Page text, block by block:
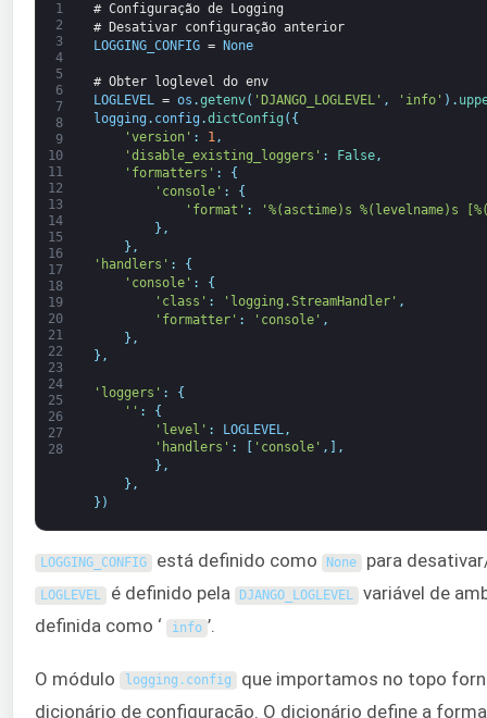
1
2
3
4
5
6
7
8
9
10
11
12
13
14
15
16
17
18
19
20
21
22
23
24
25
26
27
28
# Configuração de Logging
# Desativar configuração anterior
LOGGING_CONFIG = None
# Obter loglevel do env
LOGLEVEL = os .getenv( 'DJANGO_LOGLEVEL' , 'info' ) .
logging . config .dictConfig ( {
'version' : 1 ,
'disable_existing_loggers' : False,
'formatters' :
{
'console' :
{
'format' :
'%(asctime)s %(levelname)s
} ,
} ,
'handlers' :
{
'console' :
{
'class' : 'logging.StreamHandler' ,
'formatter' : 'console' ,
} ,
} ,
'loggers' :
{
'' :
{
'level' : LOGLEVEL ,
'handlers' : 'console' ,
,
} ,
} ,
} )
LOGGING_CONFIG está definido como None para
LOGLEVEL é definido pela DJANGO_LOGLEVEL
variável de
definida como ‘
info ’.
O módulo logging . config que importamos no topo
dicionário de configuração. O dicionário define a